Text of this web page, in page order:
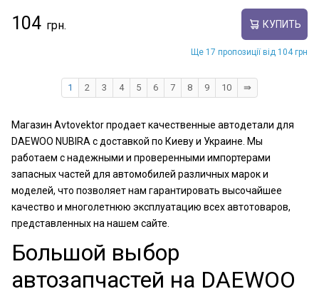
104 КУПИТЬ
Ще 17 пропозиції від 104 грн
1 2 3 4 5 6 7 8 9 10 ⇛
Магазин Avtovektor продает качественные автодетали для
DAEWOO NUBIRA с доставкой по Киеву и Украине. Мы
работаем с надежными и проверенными импортерами
запасных частей для автомобилей различных марок и
моделей, что позволяет нам гарантировать высочайшее
качество и многолетнюю эксплуатацию всех автотоваров,
представленных на нашем сайте.
Большой выбор
автозапчастей на DAEWOO